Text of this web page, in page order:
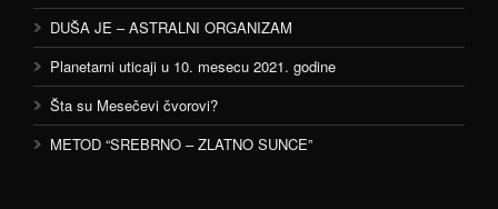
DUŠA JE – ASTRALNI ORGANIZAM
Planetarni uticaji u 10. mesecu 2021. godine
Šta su Mesečevi čvorovi?
METOD “SREBRNO – ZLATNO SUNCE”